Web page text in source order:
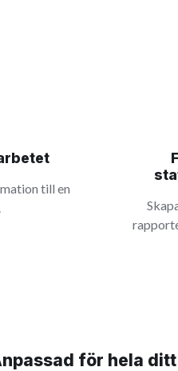
till en
för hela